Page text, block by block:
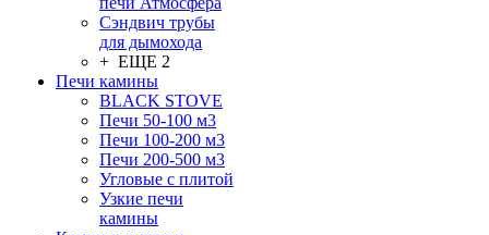
Сэндвич трубы
для дымохода
+ ЕЩЕ 2
Печи камины
BLACK STOVE
Печи 50-100 м3
Печи 100-200 м3
Печи 200-500 м3
Угловые с плитой
Узкие печи
камины